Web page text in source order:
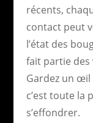
récents,
contact peut
l’état des
fait partie des
Gardez un œil
c’est toute la
s’effondrer.